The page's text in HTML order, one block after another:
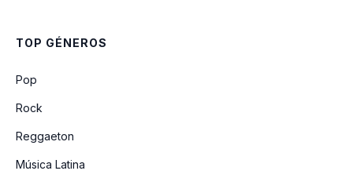
TOP GÉNEROS
Pop
Rock
Reggaeton
Música Latina